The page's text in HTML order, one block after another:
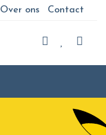
Over ons Contact